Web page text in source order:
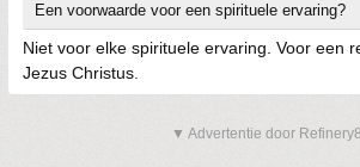
Een voorwaarde voor een spirituele ervaring?
Niet voor elke spirituele ervaring. Voor een
Jezus Christus.
▼ Advertentie door